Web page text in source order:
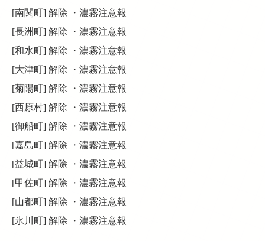
[南関町] 解除 ・濃霧注意報
[長洲町] 解除 ・濃霧注意報
[和水町] 解除 ・濃霧注意報
[大津町] 解除 ・濃霧注意報
[菊陽町] 解除 ・濃霧注意報
[西原村] 解除 ・濃霧注意報
[御船町] 解除 ・濃霧注意報
[嘉島町] 解除 ・濃霧注意報
[益城町] 解除 ・濃霧注意報
[甲佐町] 解除 ・濃霧注意報
[山都町] 解除 ・濃霧注意報
[氷川町] 解除 ・濃霧注意報